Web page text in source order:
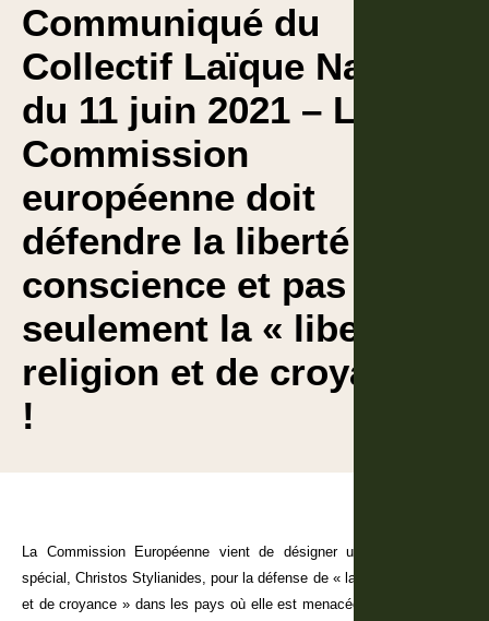
Communiqué du
Collectif Laïque National
du 11 juin 2021 – La
Commission
européenne doit
défendre la liberté de
conscience et pas
seulement la « liberté de
religion et de croyance »
!
La Commission Européenne vient de désigner un nouvel envoyé
spécial, Christos Stylianides, pour la défense de « la liberté de religion
et de croyance » dans les pays où elle est menacée. Cet envoyé est